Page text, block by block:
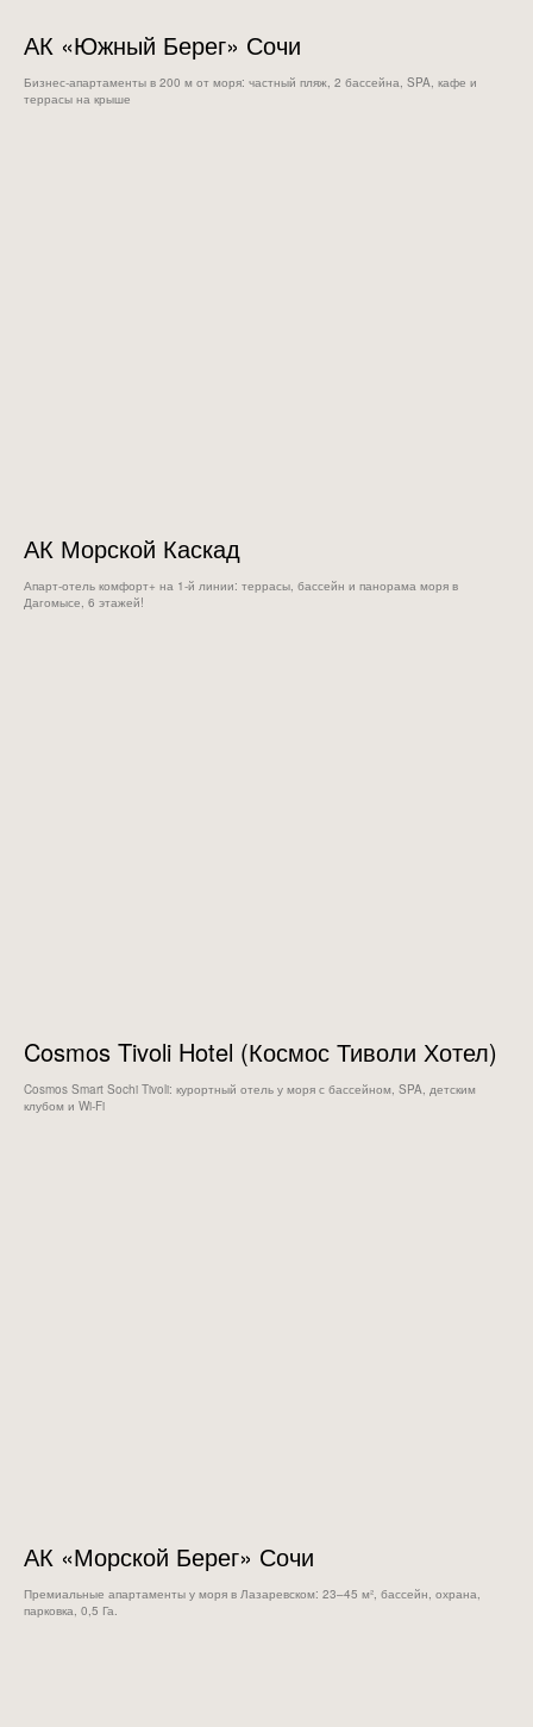
АК «Южный Берег» Сочи
Бизнес‑апартаменты в 200 м от моря: частный пляж, 2 бассейна, SPA, кафе и
террасы на крыше
АК Морской Каскад
Апарт-отель комфорт+ на 1-й линии: террасы, бассейн и панорама моря в
Дагомысе, 6 этажей!
Cosmos Tivoli Hotel (Космос Тиволи Хотел)
Cosmos Smart Sochi Tivoli: курортный отель у моря с бассейном, SPA, детским
клубом и Wi‑Fi
АК «Морской Берег» Сочи
Премиальные апартаменты у моря в Лазаревском: 23–45 м², бассейн, охрана,
парковка, 0,5 Га.